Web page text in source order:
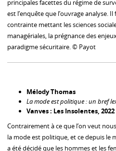
principales facettes du régime de
est l’enquête que l’ouvrage analyse.
contrainte mettant les sciences
managériales, la prégnance des
paradigme sécuritaire. © Payot
Mélody Thomas
La mode est politique : un bref
Vanves : Les Insolentes, 2022
Contrairement à ce que l’on veut
la mode est politique, et ce depuis le
a été décidé que les hommes et les